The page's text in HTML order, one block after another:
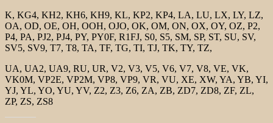
K, KG4, KH2, KH6, KH9, KL, KP2, KP4, LA, LU, LX, LY, LZ,
OA, OD, OE, OH, OOH, OJO, OK, OM, ON, OX, OY, OZ, P2,
P4, PA, PJ2, PJ4, PY, PY0F, R1FJ, S0, S5, SM, SP, ST, SU, SV,
SV5, SV9, T7, T8, TA, TF, TG, TI, TJ, TK, TY, TZ,
UA, UA2, UA9, RU, UR, V2, V3, V5, V6, V7, V8, VE, VK,
VK0M, VP2E, VP2M, VP8, VP9, ​​VR, VU, XE, XW, YA, YB, YI,
YJ, YL, YO, YU, YV, Z2, Z3, Z6, ZA, ZB, ZD7, ZD8, ZF, ZL,
ZP, ZS, ZS8